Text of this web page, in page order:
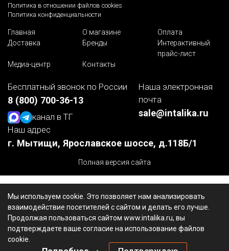
Мы используем cookie. Это позволяет нам анализировать
взаимодействие посетителей с сайтом и делать его лучше.
Продолжая пользоваться сайтом www.intalika.ru, вы
подтверждаете ваше согласие на использование файлов
cookie.
Политика в отношении файлов cookies
Политика конфиденциальности
Главная О магазине
Оплата
Доставка
Бренды
Интерактивный
прайс-лист
Медиа-центр
Контакты
Бесплатный звонок по России
8 (800) 700-36-13
канал в ТГ
Наша электронная
почта
sale@intalika.ru
Наш адрес
г. Мытищи, Ярославское шоссе, д.118Б/1
Полная версия сайта